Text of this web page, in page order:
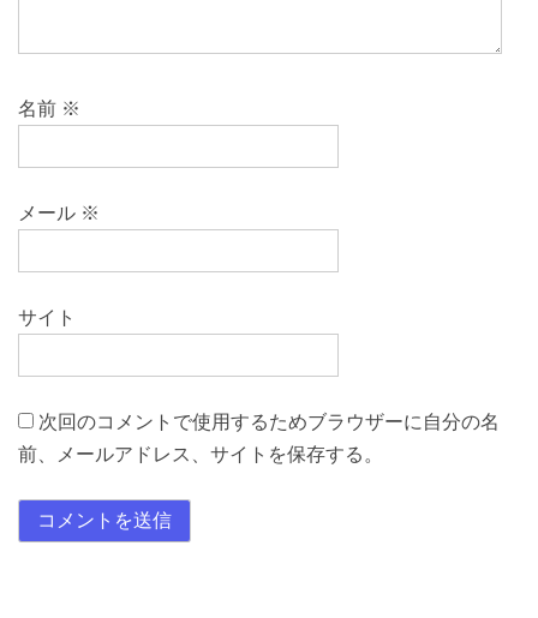
名前 ※
メール ※
サイト
次回のコメントで使用するためブラウザーに自分の名
前、メールアドレス、サイトを保存する。